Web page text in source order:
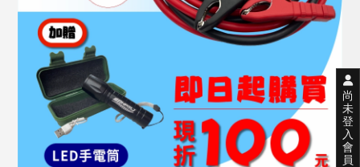
尚
未
登
入
會
員